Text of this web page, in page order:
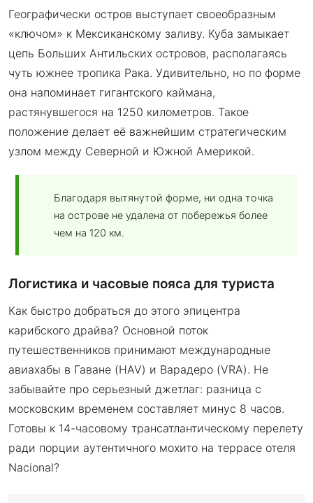
Географически остров выступает своеобразным
«ключом» к Мексиканскому заливу. Куба замыкает
цепь Больших Антильских островов, располагаясь
чуть южнее тропика Рака. Удивительно, но по форме
она напоминает гигантского каймана,
растянувшегося на 1250 километров. Такое
положение делает её важнейшим стратегическим
узлом между Северной и Южной Америкой.
Благодаря вытянутой форме, ни одна точка
на острове не удалена от побережья более
чем на 120 км.
Логистика и часовые пояса для туриста
Как быстро добраться до этого эпицентра
карибского драйва? Основной поток
путешественников принимают международные
авиахабы в Гаване (HAV) и Варадеро (VRA). Не
забывайте про серьезный джетлаг: разница с
московским временем составляет минус 8 часов.
Готовы к 14-часовому трансатлантическому перелету
ради порции аутентичного мохито на террасе отеля
Nacional?